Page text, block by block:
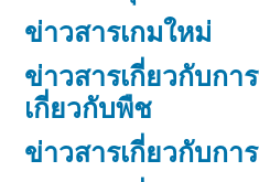
ข่าวสารเกมใหม่
ข่าวสารเกี่ยวกับก
เกี่ยวกับพืช
ข่าวสารเกี่ยวกับกา